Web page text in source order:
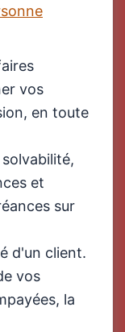
vos
en toute
et
sur
d'un client.
vos
la